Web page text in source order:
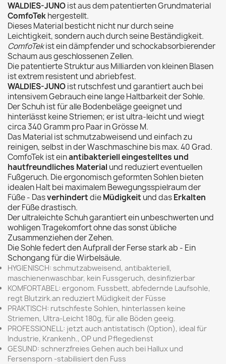
WALDIES-JUNOist aus dem patentierten Grundmaterial
ComfoTekhergestellt.
Dieses Material besticht nicht nur durch seine
Leichtigkeit, sondern auch durch seine Beständigkeit.
ComfoTekist ein dämpfender und schockabsorbierender
Schaum aus geschlossenen Zellen.
Die patentierte Struktur aus Milliarden von kleinen Blasen
ist extrem resistent und abriebfest.
WALDIES-JUNOist rutschfest und garantiert auch bei
intensivem Gebrauch eine lange Haltbarkeit der Sohle.
Der Schuh ist für alle Bodenbeläge geeignet und
hinterlässt keine Striemen; er ist ultra-leicht und wiegt
circa 340 Gramm pro Paar in Grösse M.
Das Material ist schmutzabweisend und einfach zu
reinigen, selbst in der Waschmaschine bis max. 40 Grad.
ComfoTek ist einantibakteriell eingestelltes und
hautfreundliches Material und reduziert eventuellen
Fußgeruch. Die ergonomisch geformten Sohlen bieten
idealen Halt bei maximalem Bewegungsspielraum der
Füße - DasverhindertdieMüdigkeit und dasErkalten
der Füße drastisch.
Der ultraleichte Schuh garantiert ein unbeschwerten und
wohligen Tragekomfort ohne das sonst übliche
Zusammenziehen der Zehen.
Die Sohle federt den Aufprall der Ferse stark ab - Ein
Schongang für die Wirbelsäule.
HYGIENISCH: schmutzabweisend, antibakteriell,
maschienenwaschbar, kein Fussgeruch, desinfizierbar
KOMFORTABEL: ergonom. Fussbett, abfedernde Laufsohle,
regt Blutzirk.an reduziert Müdigkeit der Füsse
PRAKTISCH: rutschfeste Sohlen, hinterlassen keine
Striemen, Ultra-Leicht 180g, für alle Böden geeig.
PROFESSIONELL: jetzt auch antistatisch (Option), ideal für
Industrie, Krankenh., OP und Pflegedienst
GESUND: schnerzfreies Gehen auch bei Hallux und
Fersensporn -stabilisiert den Fuss